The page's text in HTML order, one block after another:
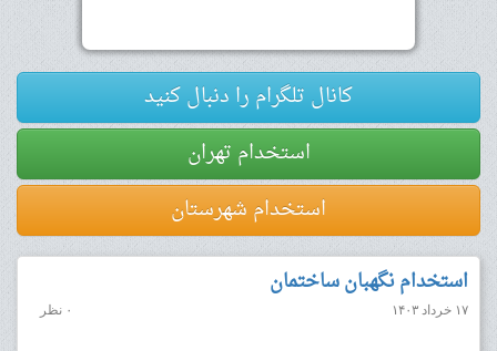
کانال تلگرام را دنبال کنید
استخدام تهران
استخدام شهرستان
استخدام نگهبان ساختمان
۱۷ خرداد ۱۴۰۳ ۰ نظر